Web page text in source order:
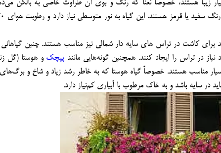
نورپردازی
آبیاری
چمن
زیبا هستند، خصوصاً نعنا که رنگ و بوی آن طراوت خاصی به بالکن
برای کاشت در تراس­ های سایه­ دار شمالی نیز مناسب هستند. چنین گیاهانی
در تراس را ایجاد کنند. همچنین گونه‌هایی مانند پیچکو هوستا (گل
مناسب هستند. خصوصاً گیاه هوستا که به خاطر رشد زیاد و شاخ و برگ‌های
در سایه باشد و به خاک مرطوب با آبیاری کم‌نیاز دارد.